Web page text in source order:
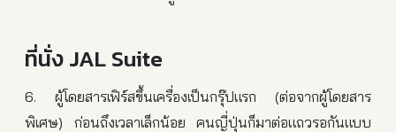
ที่นั่ง JAL Suite
6. ผู้โดยสารเฟิร์สขึ้นเครื่องเป็นกรุ๊ปแรก (ต่อจากผู้โดยสาร
พิเศษ) ก่อนถึงเวลาเล็กน้อย คนญี่ปุ่นก็มาต่อแถวรอกันแบบ